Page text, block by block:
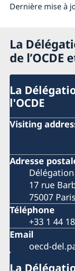
Dernière mise à
La
de l’OCDE
La
l'OCDE
Visiting
Adresse
17 rue
75007 Paris
Téléphone
+33 1 44
Email
oecd-
La